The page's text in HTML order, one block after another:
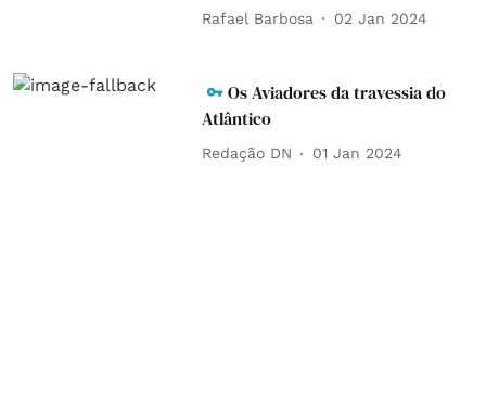
Rafael Barbosa 02 Jan 2024
Os Aviadores da travessia do
Atlântico
Redação DN 01 Jan 2024